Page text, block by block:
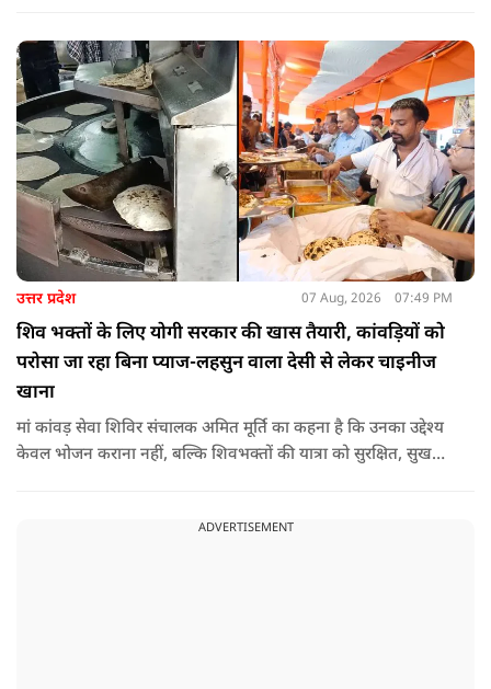
उत्तर प्रदेश 07 Aug, 2026 07:49 PM
शिव भक्तों के लिए योगी सरकार की खास तैयारी, कांवड़ियों को
परोसा जा रहा बिना प्याज-लहसुन वाला देसी से लेकर चाइनीज
खाना
मां कांवड़ सेवा शिविर संचालक अमित मूर्ति का कहना है कि उनका उद्देश्य
केवल भोजन कराना नहीं, बल्कि शिवभक्तों की यात्रा को सुरक्षित, सुखद
मानकों का पालन किया जा रहा है.ADVERTISEMENT